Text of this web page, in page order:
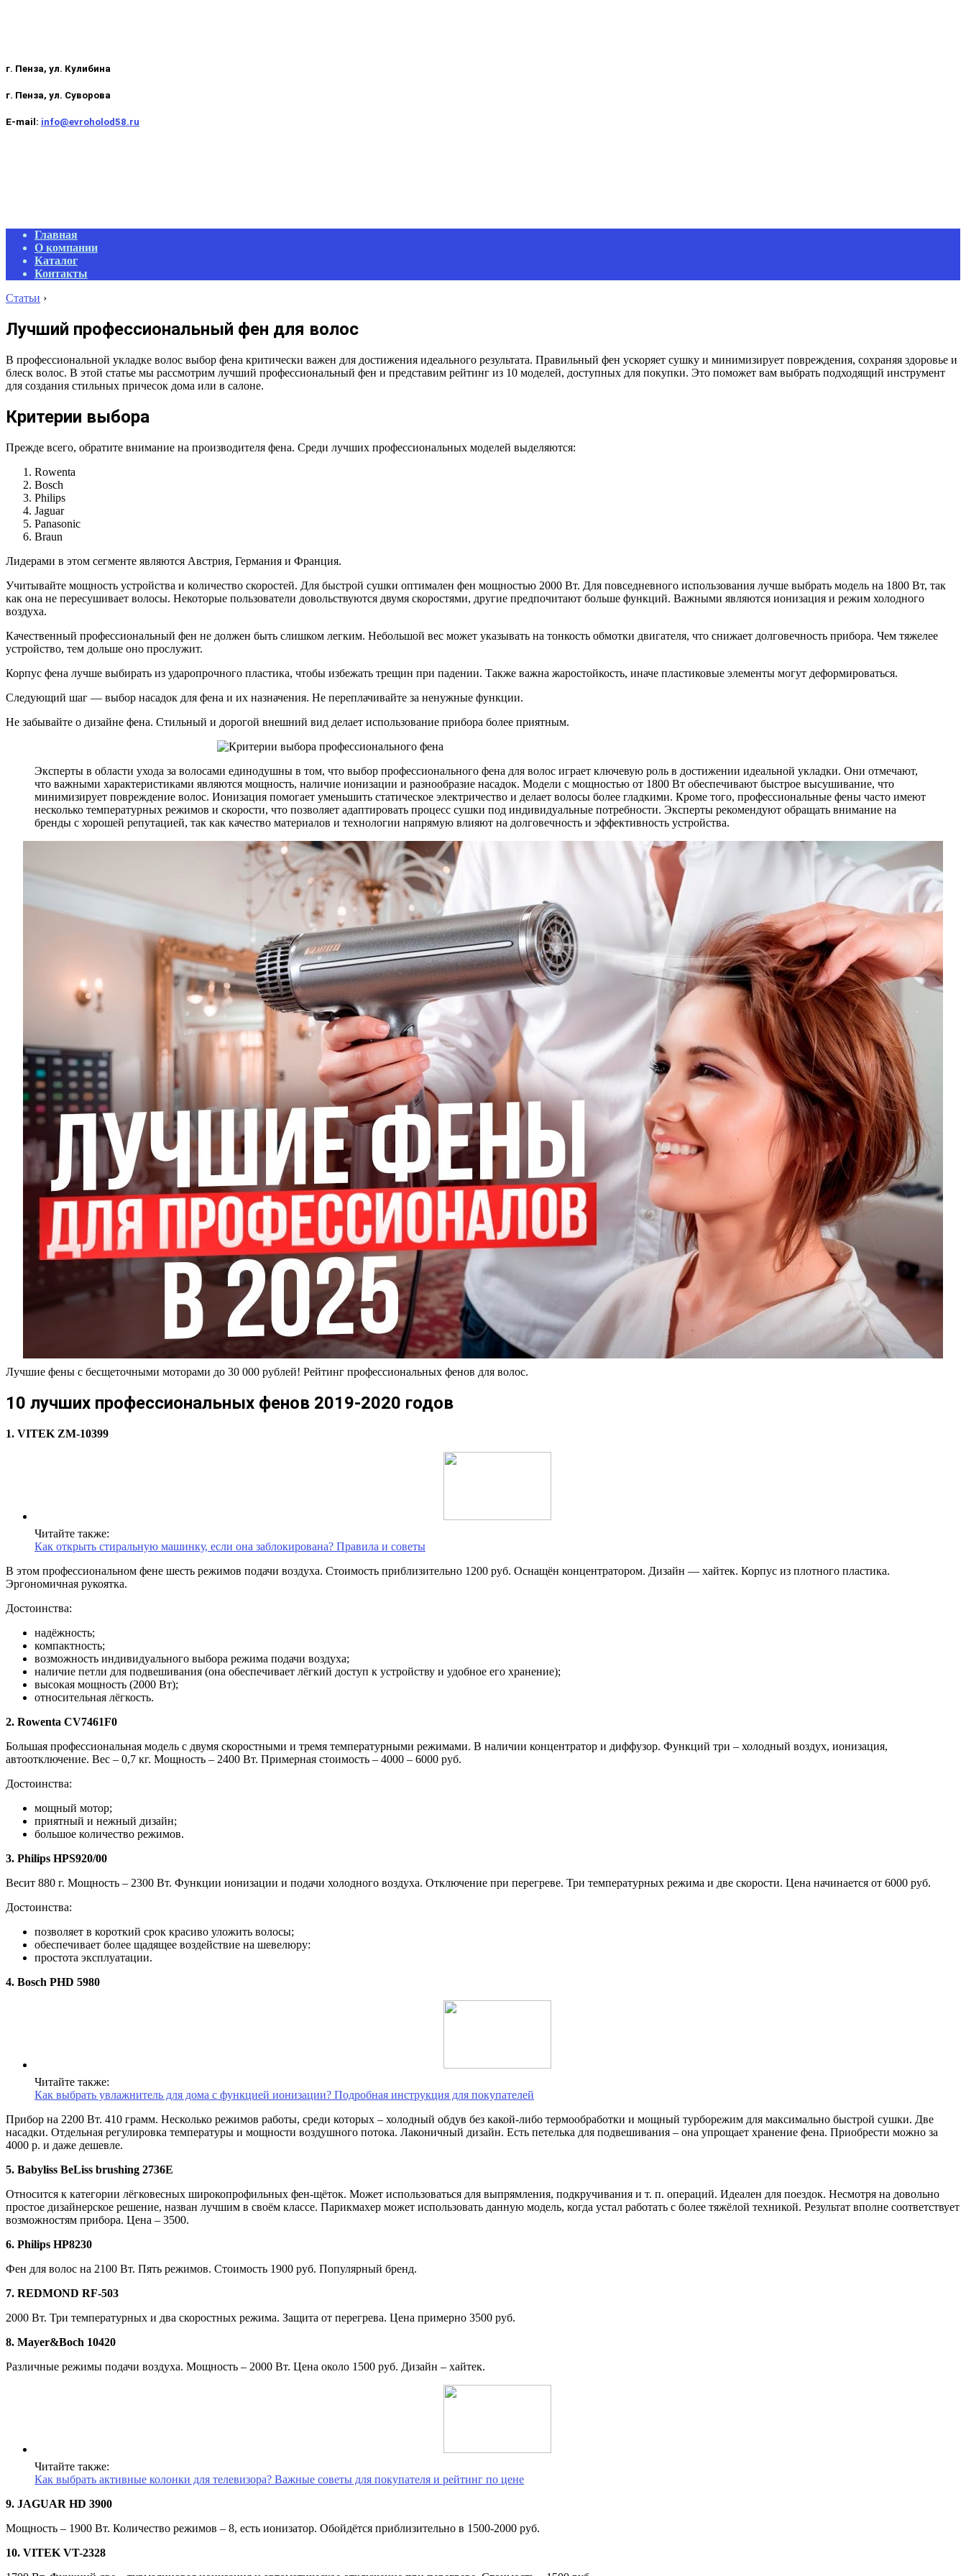
г. Пенза, ул. Кулибина
г. Пенза, ул. Суворова
E-mail: info@evroholod58.ru
Primary
Navigation
Menu
Главная
О компании
Каталог
Контакты
Статьи ›
Лучший профессиональный фен для волос
В профессиональной укладке волос выбор фена критически важен для достижения идеального результата. Правильный фен ускоряет сушку и минимизирует повреждения, сохраняя здоровье и
блеск волос. В этой статье мы рассмотрим лучший профессиональный фен и представим рейтинг из 10 моделей, доступных для покупки. Это поможет вам выбрать подходящий инструмент
для создания стильных причесок дома или в салоне.
Критерии выбора
Прежде всего, обратите внимание на производителя фена. Среди лучших профессиональных моделей выделяются:
Rowenta
Bosch
Philips
Jaguar
Panasonic
Braun
Лидерами в этом сегменте являются Австрия, Германия и Франция.
Учитывайте мощность устройства и количество скоростей. Для быстрой сушки оптимален фен мощностью 2000 Вт. Для повседневного использования лучше выбрать модель на 1800 Вт, так
как она не пересушивает волосы. Некоторые пользователи довольствуются двумя скоростями, другие предпочитают больше функций. Важными являются ионизация и режим холодного
воздуха.
Качественный профессиональный фен не должен быть слишком легким. Небольшой вес может указывать на тонкость обмотки двигателя, что снижает долговечность прибора. Чем тяжелее
устройство, тем дольше оно прослужит.
Корпус фена лучше выбирать из ударопрочного пластика, чтобы избежать трещин при падении. Также важна жаростойкость, иначе пластиковые элементы могут деформироваться.
Следующий шаг — выбор насадок для фена и их назначения. Не переплачивайте за ненужные функции.
Не забывайте о дизайне фена. Стильный и дорогой внешний вид делает использование прибора более приятным.
Эксперты в области ухода за волосами единодушны в том, что выбор профессионального фена для волос играет ключевую роль в достижении идеальной укладки. Они отмечают,
что важными характеристиками являются мощность, наличие ионизации и разнообразие насадок. Модели с мощностью от 1800 Вт обеспечивают быстрое высушивание, что
минимизирует повреждение волос. Ионизация помогает уменьшить статическое электричество и делает волосы более гладкими. Кроме того, профессиональные фены часто имеют
несколько температурных режимов и скорости, что позволяет адаптировать процесс сушки под индивидуальные потребности. Эксперты рекомендуют обращать внимание на
бренды с хорошей репутацией, так как качество материалов и технологии напрямую влияют на долговечность и эффективность устройства.
Лучшие фены с бесщеточными моторами до 30 000 рублей! Рейтинг профессиональных фенов для волос.
10 лучших профессиональных фенов 2019-2020 годов
1. VITEK ZM-10399
Читайте также:
Как открыть стиральную машинку, если она заблокирована? Правила и советы
В этом профессиональном фене шесть режимов подачи воздуха. Стоимость приблизительно 1200 руб. Оснащён концентратором. Дизайн — хайтек. Корпус из плотного пластика.
Эргономичная рукоятка.
Достоинства:
надёжность;
компактность;
возможность индивидуального выбора режима подачи воздуха;
наличие петли для подвешивания (она обеспечивает лёгкий доступ к устройству и удобное его хранение);
высокая мощность (2000 Вт);
относительная лёгкость.
2. Rowenta CV7461F0
Большая профессиональная модель с двумя скоростными и тремя температурными режимами. В наличии концентратор и диффузор. Функций три – холодный воздух, ионизация,
автоотключение. Вес – 0,7 кг. Мощность – 2400 Вт. Примерная стоимость – 4000 – 6000 руб.
Достоинства:
мощный мотор;
приятный и нежный дизайн;
большое количество режимов.
3. Philips HPS920/00
Весит 880 г. Мощность – 2300 Вт. Функции ионизации и подачи холодного воздуха. Отключение при перегреве. Три температурных режима и две скорости. Цена начинается от 6000 руб.
Достоинства:
позволяет в короткий срок красиво уложить волосы;
обеспечивает более щадящее воздействие на шевелюру:
простота эксплуатации.
4. Bosch PHD 5980
Читайте также:
Как выбрать увлажнитель для дома с функцией ионизации? Подробная инструкция для покупателей
Прибор на 2200 Вт. 410 грамм. Несколько режимов работы, среди которых – холодный обдув без какой-либо термообработки и мощный турборежим для максимально быстрой сушки. Две
насадки. Отдельная регулировка температуры и мощности воздушного потока. Лаконичный дизайн. Есть петелька для подвешивания – она упрощает хранение фена. Приобрести можно за
4000 р. и даже дешевле.
5. Babyliss BeLiss brushing 2736E
Относится к категории лёгковесных широкопрофильных фен-щёток. Может использоваться для выпрямления, подкручивания и т. п. операций. Идеален для поездок. Несмотря на довольно
простое дизайнерское решение, назван лучшим в своём классе. Парикмахер может использовать данную модель, когда устал работать с более тяжёлой техникой. Результат вполне соответствует
возможностям прибора. Цена – 3500.
6. Philips HP8230
Фен для волос на 2100 Вт. Пять режимов. Стоимость 1900 руб. Популярный бренд.
7. REDMOND RF-503
2000 Вт. Три температурных и два скоростных режима. Защита от перегрева. Цена примерно 3500 руб.
8. Mayer&Boch 10420
Различные режимы подачи воздуха. Мощность – 2000 Вт. Цена около 1500 руб. Дизайн – хайтек.
Читайте также:
Как выбрать активные колонки для телевизора? Важные советы для покупателя и рейтинг по цене
9. JAGUAR HD 3900
Мощность – 1900 Вт. Количество режимов – 8, есть ионизатор. Обойдётся приблизительно в 1500-2000 руб.
10. VITEK VT-2328